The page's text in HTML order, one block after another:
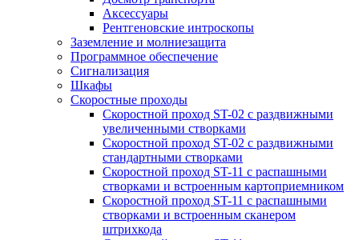
Аксессуары
Рентгеновские интроскопы
Заземление и молниезащита
Программное обеспечение
Сигнализация
Шкафы
Скоростные проходы
Скоростной проход ST-02 с раздвижными
увеличенными створками
Скоростной проход ST-02 с раздвижными
стандартными створками
Скоростной проход ST-11 с распашными
створками и встроенным картоприемником
Скоростной проход ST-11 с распашными
створками и встроенным сканером
штрихкода